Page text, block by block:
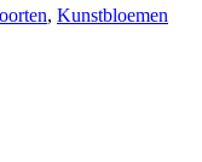
, Kunstbloemen